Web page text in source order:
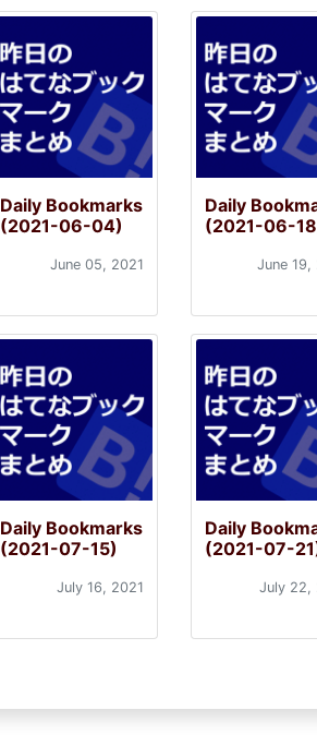
Daily Bookmarks
(2021-06-04)
June 05, 2021
Daily
(2021-06-
June 19,
Daily Bookmarks
(2021-07-15)
July 16, 2021
Daily
(2021-07-
July 22,